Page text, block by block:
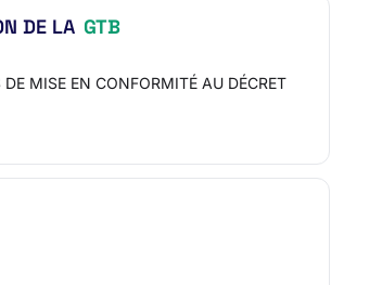
DE LA GTB
MISE EN CONFORMITÉ AU DÉCRET